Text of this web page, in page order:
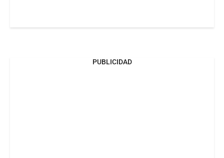
PUBLICIDAD